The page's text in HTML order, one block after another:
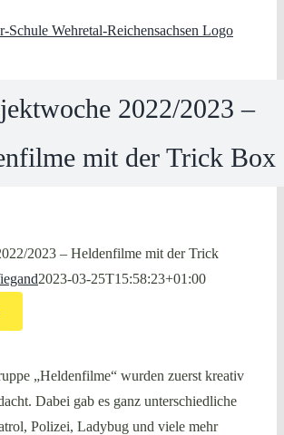
2022/2023 –
mit der Trick Box
2023 – Heldenfilme mit der Trick
2023-03-25T15:58:23+01:00
„Heldenfilme“ wurden zuerst kreativ
Dabei gab es ganz unterschiedliche
Polizei, Ladybug und viele mehr